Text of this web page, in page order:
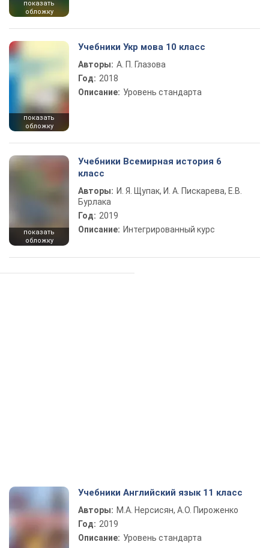
показать
обложку
показать
обложку
Учебники Укр мова 10 класс
Авторы: А. П. Глазова
Год: 2018
Описание: Уровень стандарта
показать
обложку
Учебники Всемирная история 6
класс
Авторы: И. Я. Щупак, И. А. Пискарева, Е.В.
Бурлака
Год: 2019
Описание: Интегрированный курс
Учебники Английский язык 11 класс
Авторы: М.А. Нерсисян, А.О. Пироженко
Год: 2019
Описание: Уровень стандарта